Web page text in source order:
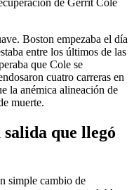
Boston empezaba el día
entre los últimos de las
que Cole se
cuatro carreras en
la anémica alineación de
muerte.
que llegó
simple cambio de